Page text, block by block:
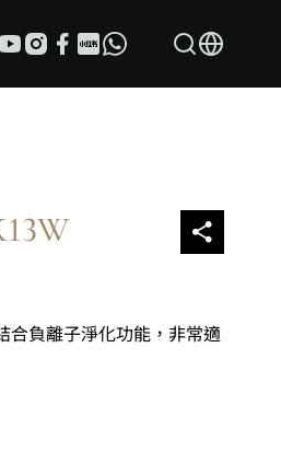
合負離子淨化功能，非常適